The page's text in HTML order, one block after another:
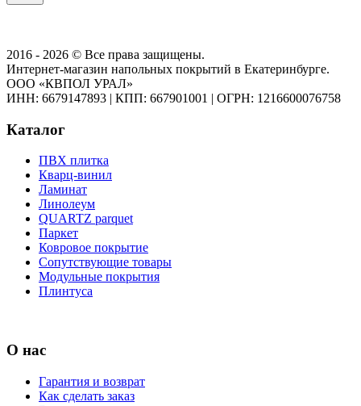
2016 - 2026 © Все права защищены.
Интернет-магазин напольных покрытий в Екатеринбурге.
ООО «КВПОЛ УРАЛ»
ИНН: 6679147893 | КПП: 667901001 | ОГРН: 1216600076758
Каталог
ПВХ плитка
Кварц-винил
Ламинат
Линолеум
QUARTZ parquet
Паркет
Ковровое покрытие
Сопутствующие товары
Модульные покрытия
Плинтуса
О нас
Гарантия и возврат
Как сделать заказ